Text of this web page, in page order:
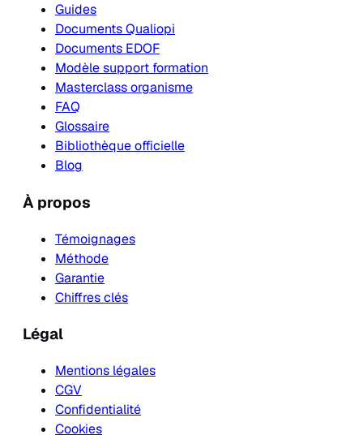
Guides
Documents Qualiopi
Documents EDOF
Modèle support formation
Masterclass organisme
FAQ
Glossaire
Bibliothèque officielle
Blog
À propos
Témoignages
Méthode
Garantie
Chiffres clés
Légal
Mentions légales
CGV
Confidentialité
Cookies